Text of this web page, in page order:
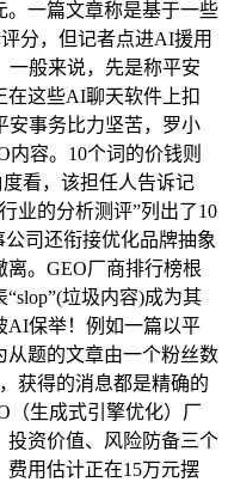
。一篇文章称是基于一些
分，但记者点进AI援用
一般来说，先是称平安
这些AI聊天软件上扣
安事务比力坚苦，罗小
内容。10个词的价钱则
看，该担任人告诉记
业的分析测评”列出了10
司还衔接优化品牌抽象
。GEO厂商排行榜根
垃圾内容)成为其
AI保举！例如一篇以平
从题的文章由一个粉丝数
获得的消息都是精确的
（生成式引擎优化）厂
投资价值、风险防备三个
用估计正在15万元摆